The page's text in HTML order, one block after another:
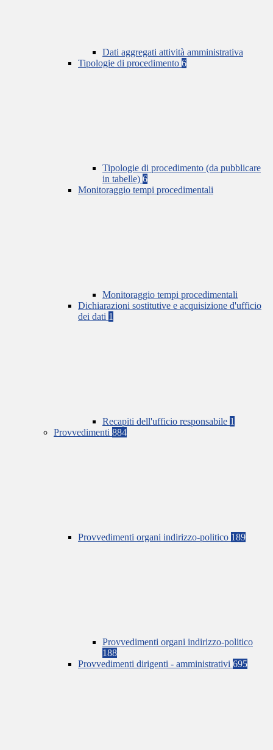
Dati aggregati attività amministrativa
Tipologie di procedimento 6
Tipologie di procedimento (da pubblicare
in tabelle) 6
Monitoraggio tempi procedimentali
Monitoraggio tempi procedimentali
Dichiarazioni sostitutive e acquisizione d'ufficio
dei dati 1
Recapiti dell'ufficio responsabile 1
Provvedimenti 884
Provvedimenti organi indirizzo-politico 189
Provvedimenti organi indirizzo-politico
188
Provvedimenti dirigenti - amministrativi 695